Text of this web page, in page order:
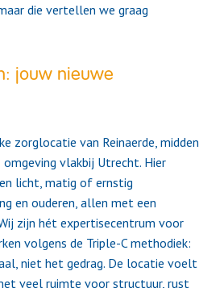
die vertellen we graag
jouw nieuwe
zorglocatie van Reinaerde, midden
omgeving vlakbij Utrecht. Hier
licht, matig of ernstig
en ouderen, allen met een
zijn hét expertisecentrum voor
volgens de Triple-C methodiek:
niet het gedrag. De locatie voelt
veel ruimte voor structuur, rust